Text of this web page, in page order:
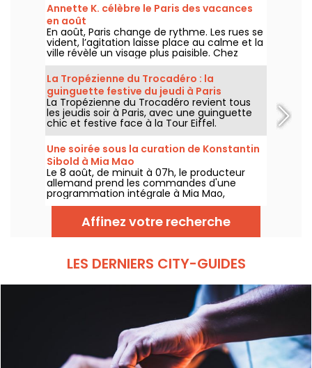
Annette K. célèbre le Paris des vacances
en août
En août, Paris change de rythme. Les rues se
vident, l’agitation laisse place au calme et la
ville révèle un visage plus paisible. Chez
Annette K., on profite de cette parenthèse
unique pour prolonger l’esprit des vacances,
les pieds presque dans l’eau, avant le retour
à la rentrée.
La Tropézienne du Trocadéro : la
guinguette festive du jeudi à Paris
La Tropézienne du Trocadéro revient tous
les jeudis soir à Paris, avec une guinguette
chic et festive face à la Tour Eiffel.
Une soirée sous la curation de Konstantin
Sibold à Mia Mao
Le 8 août, de minuit à 07h, le producteur
allemand prend les commandes d'une
programmation intégrale à Mia Mao,
entouré de Hardt Antoine et EG, pour une
soirée qui traverse la house mélodique, la
techno et leurs zones frontières.
Affinez votre recherche
LES DERNIERS CITY-GUIDES